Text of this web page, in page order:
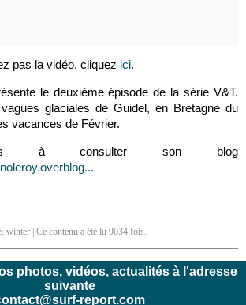
pas la vidéo, cliquez ici.
le deuxième épisode de la série V&T.
glaciales de Guidel, en Bretagne du
vacances de Février.
à consulter son blog
, winter | Ce contenu a été lu 9034 fois.
photos, vidéos, actualités à l'adresse
suivante
report.com